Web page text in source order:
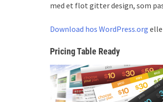
med et flot gitter design, som
Download hos WordPress.org
Pricing Table Ready